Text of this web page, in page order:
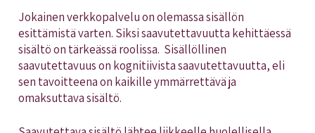
Jokainen verkkopalvelu on olemassa sisällön
esittämistä varten. Siksi saavutettavuutta kehittäessä
sisältö on tärkeässä roolissa. Sisällöllinen
saavutettavuus on kognitiivista saavutettavuutta, eli
sen tavoitteena on kaikille ymmärrettävä ja
omaksuttava sisältö.